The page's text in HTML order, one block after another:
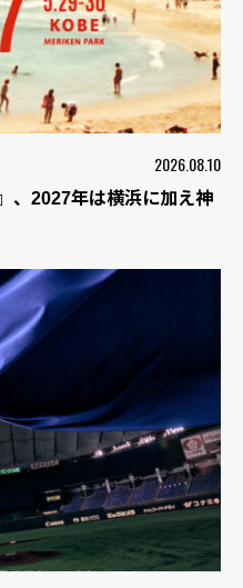
2026.08.10
、2027年は横浜に加え神